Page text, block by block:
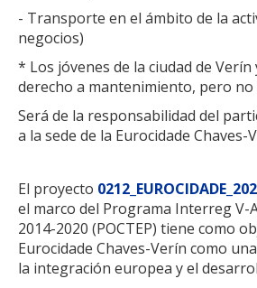
- Transporte en el ámbito de la
negocios)
* Los jóvenes de la ciudad de
derecho a mantenimiento, pero
Será de la responsabilidad del
a la sede de la Eurocidade Chaves-
El proyecto
el marco del Programa Interreg V-
2014-2020 (POCTEP) tiene como
Eurocidade Chaves-Verín como
la integración europea y el